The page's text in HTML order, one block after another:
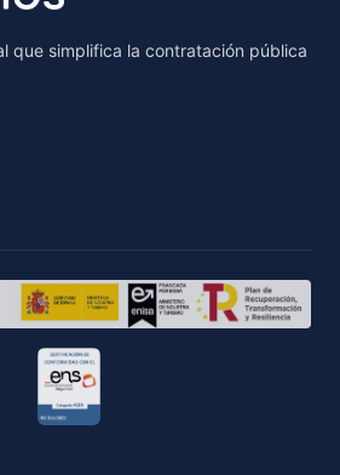
que simplifica la contratación pública